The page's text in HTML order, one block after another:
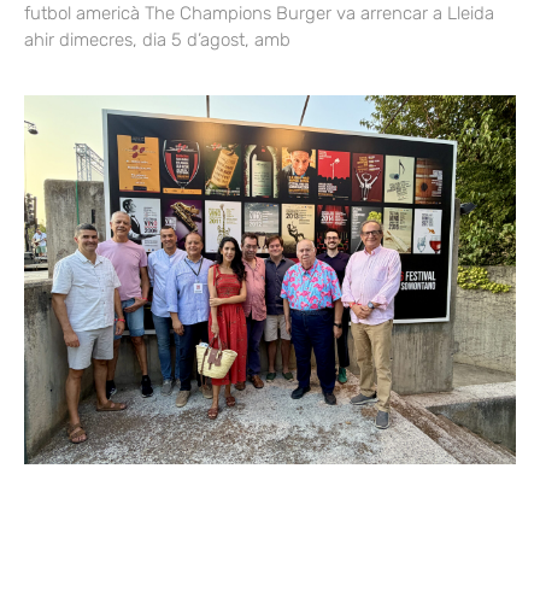
futbol americà The Champions Burger va arrencar a Lleida
ahir dimecres, dia 5 d’agost, amb